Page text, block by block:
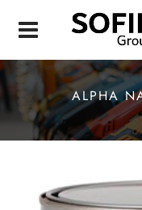
ALPHA